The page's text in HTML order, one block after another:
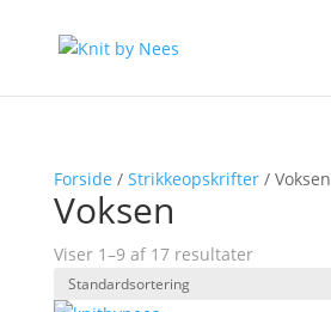
Forside / Strikkeopskrifter/ Voksen
Voksen
Viser 1–9 af 17 resultater